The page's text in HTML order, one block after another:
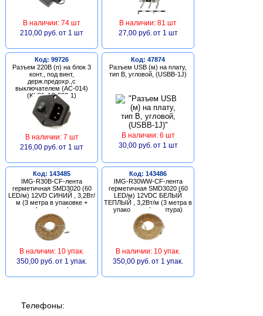
В наличии: 74 шт
210,00 руб. от 1 шт
В наличии: 81 шт
27,00 руб. от 1 шт
Код: 99726
Разъем 220В (п) на блок 3
конт., под винт,
держ.предохр.,с
выключателем (AC-014)
(KLS1-AS-303-1)
В наличии: 7 шт
216,00 руб. от 1 шт
Код: 47874
Разъем USB (м) на плату,
тип В, угловой, (USBB-1J)
В наличии: 6 шт
30,00 руб. от 1 шт
Код: 143485
IMG-R30B-CF-лента
герметичная SMD3020 (60
LED/м) 12VD СИНИЙ , 3,2Вт/
м (3 метра в упаковке +
фурнитура)
В наличии: 10 упак.
350,00 руб. от 1 упак.
Код: 143486
IMG-R30WW-CF-лента
герметичная SMD3020 (60
LED/м) 12VDC БЕЛЫЙ
ТЕПЛЫЙ , 3,2Вт/м (3 метра в
упаковке + фурнитура)
В наличии: 10 упак.
350,00 руб. от 1 упак.
Телефоны: